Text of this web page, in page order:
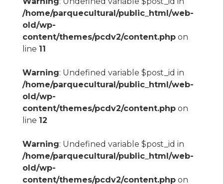
/home/parquecultural/public_html/web-
old/wp-
content/themes/pcdv2/content.phpon
line 11
Warning: Undefined variable $post_id in
/home/parquecultural/public_html/web-
old/wp-
content/themes/pcdv2/content.phpon
line 12
Warning: Undefined variable $post_id in
/home/parquecultural/public_html/web-
old/wp-
content/themes/pcdv2/content.phpon